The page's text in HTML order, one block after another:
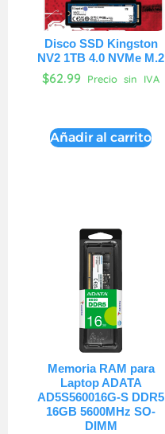
Disco SSD Kingston
NV2 1TB 4.0 NVMe M.2
$62.99 Precio sin IVA
Añadir al carrito
Memoria RAM para
Laptop ADATA
AD5S560016G-S DDR5
16GB 5600MHz SO-
DIMM